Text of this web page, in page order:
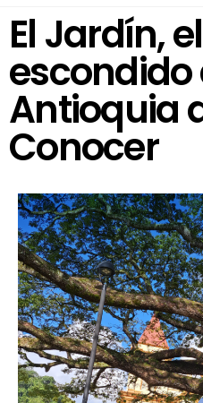
El Jardín,
escondido
Antioquia
Conocer